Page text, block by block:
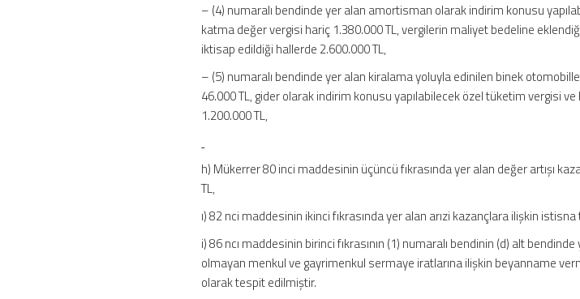
– (4) numaralı bendinde yer alan amortisman olarak indirim konusu
katma değer vergisi hariç 1.380.000 TL, vergilerin maliyet bedeline
iktisap edildiği hallerde 2.600.000 TL,
– (5) numaralı bendinde yer alan kiralama yoluyla edinilen binek
46.000 TL, gider olarak indirim konusu yapılabilecek özel tüketim vergisi
1.200.000 TL,
h) Mükerrer 80 inci maddesinin üçüncü fıkrasında yer alan değer artışı
TL,
ı) 82 nci maddesinin ikinci fıkrasında yer alan arızi kazançlara ilişkin istisna
i) 86 ncı maddesinin birinci fıkrasının (1) numaralı bendinin (d) alt
olmayan menkul ve gayrimenkul sermaye iratlarına ilişkin beyanname
olarak tespit edilmiştir.